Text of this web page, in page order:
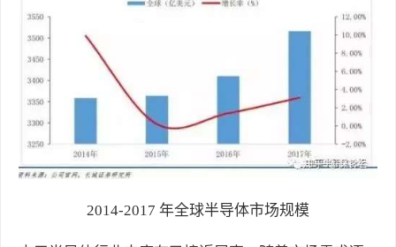
2014-2017 年全球半导体市场规模